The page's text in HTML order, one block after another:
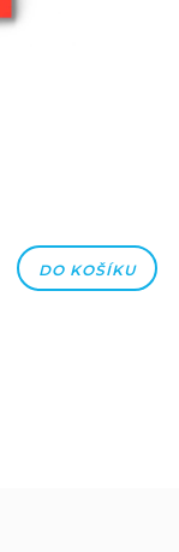
DO KOŠÍKU